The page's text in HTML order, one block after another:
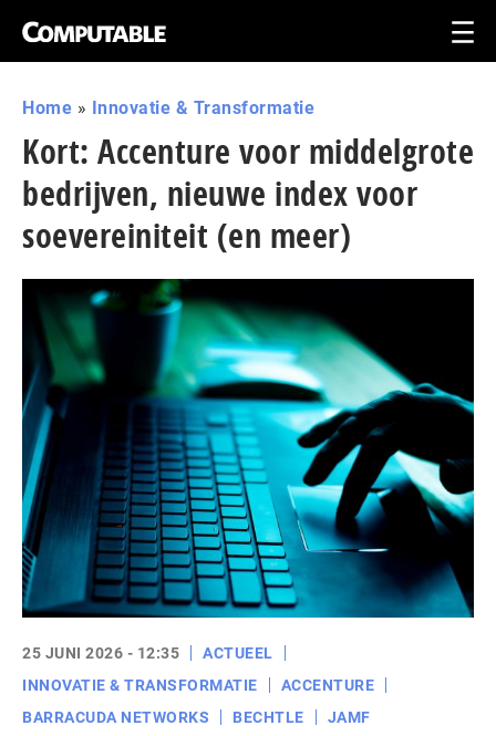
Home » Innovatie & Transformatie
Kort: Accenture voor middelgrote
bedrijven, nieuwe index voor
soe­ve­rei­ni­teit (en meer)
25 JUNI 2026 - 12:35
ACTUEEL
INNOVATIE & TRANSFORMATIE
ACCENTURE
BARRACUDA NETWORKS
BECHTLE JAMF